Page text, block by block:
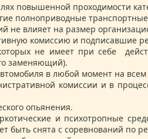
повышенной проходимости
полноприводные
влияет на размер
комиссию и подписавшие
не имеет при себе
заменяющий).
в любой момент на
комиссии и в
опьянения.
и психотропные
быть снята с соревнований по